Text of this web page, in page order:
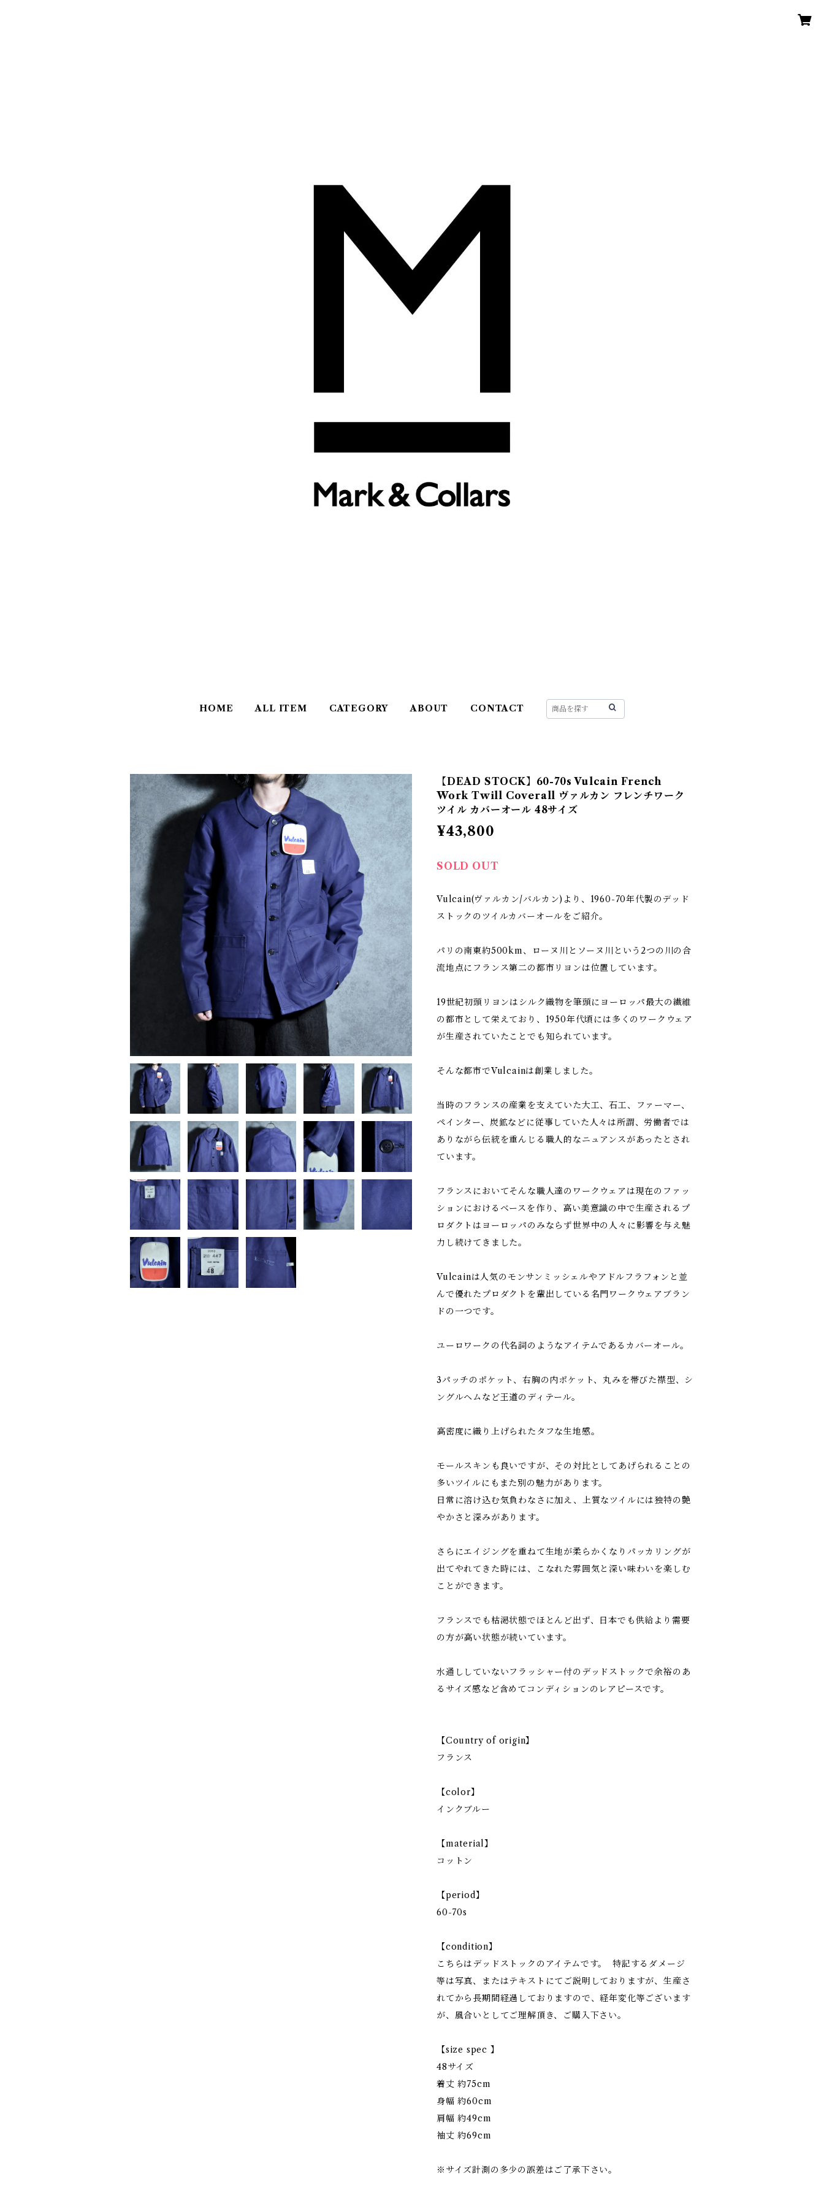
HOME ALL ITEM CATEGORY ABOUT CONTACT
【DEAD STOCK】60-70s Vulcain French
Work Twill Coverall ヴァルカン フレンチワーク
ツイル カバーオール 48サイズ
¥43,800
SOLD OUT
Vulcain(ヴァルカン/バルカン)より、1960-70年代製のデッド
ストックのツイルカバーオールをご紹介。
パリの南東約500km、ローヌ川とソーヌ川という2つの川の合
流地点にフランス第二の都市リヨンは位置しています。
19世紀初頭リヨンはシルク織物を筆頭にヨーロッパ最大の繊維
の都市として栄えており、1950年代頃には多くのワークウェア
が生産されていたことでも知られています。
そんな都市でVulcainは創業しました。
当時のフランスの産業を支えていた大工、石工、ファーマー、
ペインター、炭鉱などに従事していた人々は所謂、労働者では
ありながら伝統を重んじる職人的なニュアンスがあったとされ
ています。
フランスにおいてそんな職人達のワークウェアは現在のファッ
ションにおけるベースを作り、高い美意識の中で生産されるプ
ロダクトはヨーロッパのみならず世界中の人々に影響を与え魅
力し続けてきました。
Vulcainは人気のモンサンミッシェルやアドルフラフォンと並
んで優れたプロダクトを輩出している名門ワークウェアブラン
ドの一つです。
ユーロワークの代名詞のようなアイテムであるカバーオール。
3パッチのポケット、右胸の内ポケット、丸みを帯びた襟型、シ
ングルヘムなど王道のディテール。
高密度に織り上げられたタフな生地感。
モールスキンも良いですが、その対比としてあげられることの
多いツイルにもまた別の魅力があります。
日常に溶け込む気負わなさに加え、上質なツイルには独特の艶
やかさと深みがあります。
さらにエイジングを重ねて生地が柔らかくなりパッカリングが
出てやれてきた時には、こなれた雰囲気と深い味わいを楽しむ
ことができます。
フランスでも枯渇状態でほとんど出ず、日本でも供給より需要
の方が高い状態が続いています。
水通ししていないフラッシャー付のデッドストックで余裕のあ
るサイズ感など含めてコンディションのレアピースです。
【Country of origin】
フランス
【color】
インクブルー
【material】
コットン
【period】
60-70s
【condition】
こちらはデッドストックのアイテムです。 特記するダメージ
等は写真、またはテキストにてご説明しておりますが、生産さ
れてから長期間経過しておりますので、経年変化等ございます
が、風合いとしてご理解頂き、ご購入下さい。
【size spec 】
48サイズ
着丈 約75cm
身幅 約60cm
肩幅 約49cm
袖丈 約69cm
※サイズ計測の多少の誤差はご了承下さい。